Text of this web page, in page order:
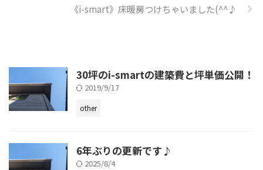
《i-smart》床暖房つけちゃいました(^^♪
30坪のi-smartの建築費と坪単価公開！
2019/9/17
other
6年ぶりの更新です♪
2025/8/4